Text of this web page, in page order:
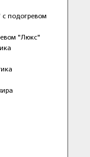
с подогревом
"Люкс"